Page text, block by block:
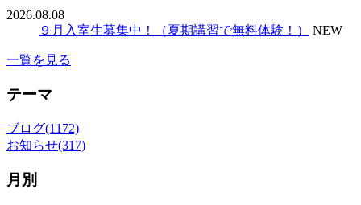
2026.08.08
９月入室生募集中！（夏期講習で無料体験！）
NEW
一覧を見る
テーマ
ブログ(1172)
お知らせ(317)
月別